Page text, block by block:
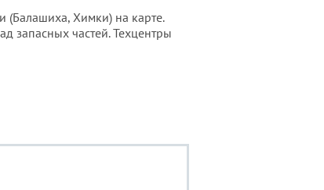
Химки) на карте.
запасных частей. Техцентры